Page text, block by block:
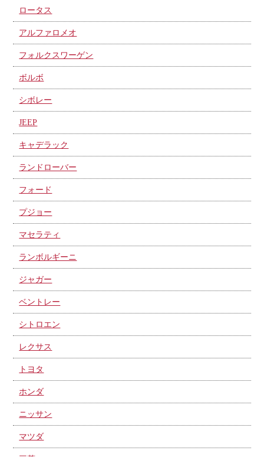
ロータス
アルファロメオ
フォルクスワーゲン
ボルボ
シボレー
JEEP
キャデラック
ランドローバー
フォード
プジョー
マセラティ
ランボルギーニ
ジャガー
ベントレー
シトロエン
レクサス
トヨタ
ホンダ
ニッサン
マツダ